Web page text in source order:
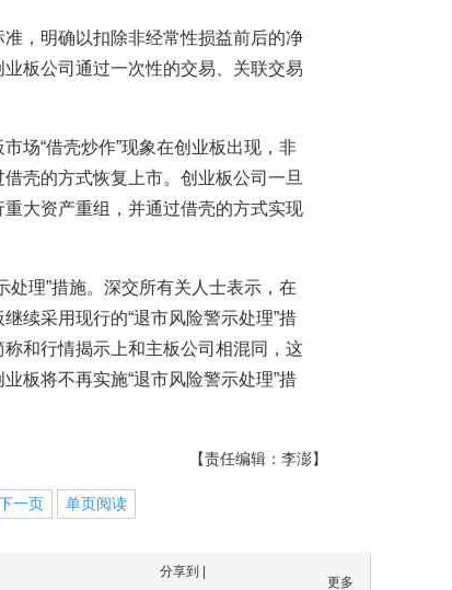
，明确以扣除非经常性损益前后的净
板公司通过一次性的交易、关联交易
场“借壳炒作”现象在创业板出现，非
壳的方式恢复上市。创业板公司一旦
大资产重组，并通过借壳的方式实现
处理”措施。深交所有关人士表示，在
续采用现行的“退市风险警示处理”措
和行情揭示上和主板公司相混同，这
板将不再实施“退市风险警示处理”措
【责任编辑：李澎】
一页 单页阅读
分享到 |
更多